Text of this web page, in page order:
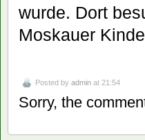
wurde. Dort
Moskauer
Posted by admin at 21:54
Sorry, the